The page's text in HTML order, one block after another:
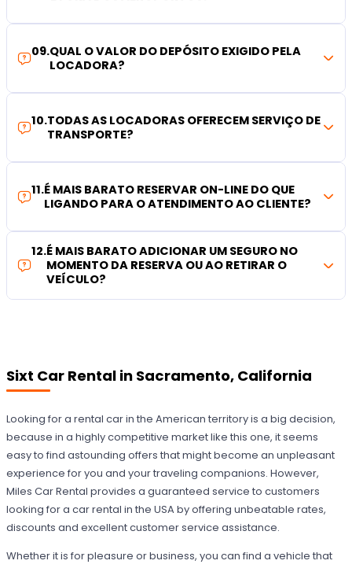
09.QUAL O VALOR DO DEPÓSITO EXIGIDO PELA
LOCADORA?
10.TODAS AS LOCADORAS OFERECEM SERVIÇO DE
TRANSPORTE?
11.É MAIS BARATO RESERVAR ON-LINE DO QUE
LIGANDO PARA O ATENDIMENTO AO CLIENTE?
12.É MAIS BARATO ADICIONAR UM SEGURO NO
MOMENTO DA RESERVA OU AO RETIRAR O
VEÍCULO?
Sixt Car Rental in Sacramento, California
Looking for a rental car in the American territory is a big decision,
because in a highly competitive market like this one, it seems
easy to find astounding offers that might become an unpleasant
experience for you and your traveling companions. However,
Miles Car Rental provides a guaranteed service to customers
looking for a car rental in the USA by offering unbeatable rates,
discounts and excellent customer service assistance.
Whether it is for pleasure or business, you can find a vehicle that